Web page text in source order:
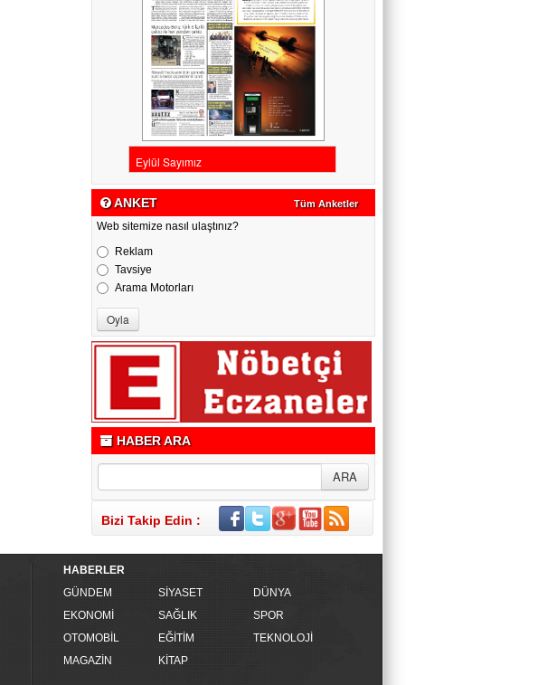
ANKET Tüm Anketler
Web sitemize nasıl ulaştınız?
Reklam
Tavsiye
Arama Motorları
HABER ARA
Bizi Takip Edin :
HABERLER
GÜNDEM
SİYASET
DÜNYA
EKONOMİ
SAĞLIK
SPOR
OTOMOBİL
EĞİTİM
TEKNOLOJİ
MAGAZİN
KİTAP